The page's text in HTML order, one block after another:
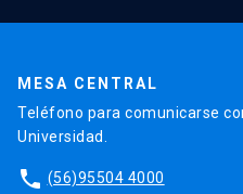
MESA CENTRAL
Teléfono para comunicarse
Universidad.
phone (56)95504 4000